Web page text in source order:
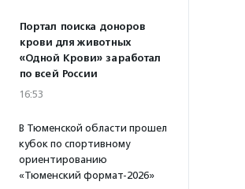
Портал поиска доноров
крови для животных
«Одной Крови» заработал
по всей России
16:53
В Тюменской области прошел
кубок по спортивному
ориентированию
«Тюменский формат-2026»